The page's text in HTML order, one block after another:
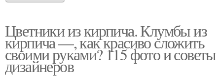
Цветники из кирпича. Клумбы из
кирпича —, как красиво сложить
своими руками? 115 фото и советы
дизайнеров